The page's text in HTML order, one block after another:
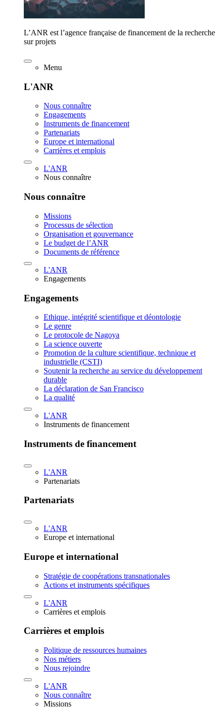
L’ANR est l’agence française de financement de la recherche
sur projets
Menu
L'ANR
Nous connaître
Engagements
Instruments de financement
Partenariats
Europe et international
Carrières et emplois
L'ANR
Nous connaître
Nous connaître
Missions
Processus de sélection
Organisation et gouvernance
Le budget de l’ANR
Documents de référence
L'ANR
Engagements
Engagements
Ethique, intégrité scientifique et déontologie
Le genre
Le protocole de Nagoya
La science ouverte
Promotion de la culture scientifique, technique et
industrielle (CSTI)
Soutenir la recherche au service du développement
durable
La déclaration de San Francisco
La qualité
L'ANR
Instruments de financement
Instruments de financement
L'ANR
Partenariats
Partenariats
L'ANR
Europe et international
Europe et international
Stratégie de coopérations transnationales
Actions et instruments spécifiques
L'ANR
Carrières et emplois
Carrières et emplois
Politique de ressources humaines
Nos métiers
Nous rejoindre
L'ANR
Nous connaître
Missions